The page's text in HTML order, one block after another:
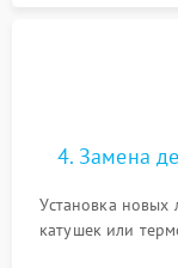
4. Замена
Установка
катушек или